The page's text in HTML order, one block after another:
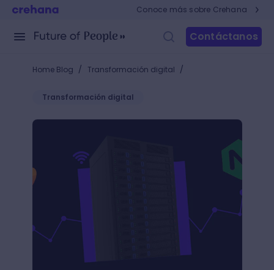
Conoce más sobre Crehana
Contáctanos
Home Blog / Transformación digital /
Transformación digital
NGINX vs Apache: ¿Conoce cuál es el mejor